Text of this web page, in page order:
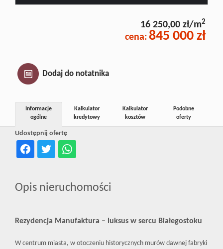
16 250,00 zł/m2
cena: 845 000 zł
Dodaj do notatnika
Udostępnij ofertę
Informacje
ogólne
Kalkulator
kredytowy
Kalkulator
kosztów
Podobne
oferty
Opis nieruchomości
Rezydencja Manufaktura – luksus w sercu Białegostoku
W centrum miasta, w otoczeniu historycznych murów dawnej fabryki